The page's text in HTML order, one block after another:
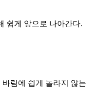
쉽게 앞으로 나아간다.
람에 쉽게 놀라지 않는